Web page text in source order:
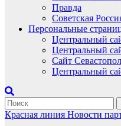
Правда
Советская
Персональные
Центральный
Центральный
Сайт
Центральный
Красная линия Новости